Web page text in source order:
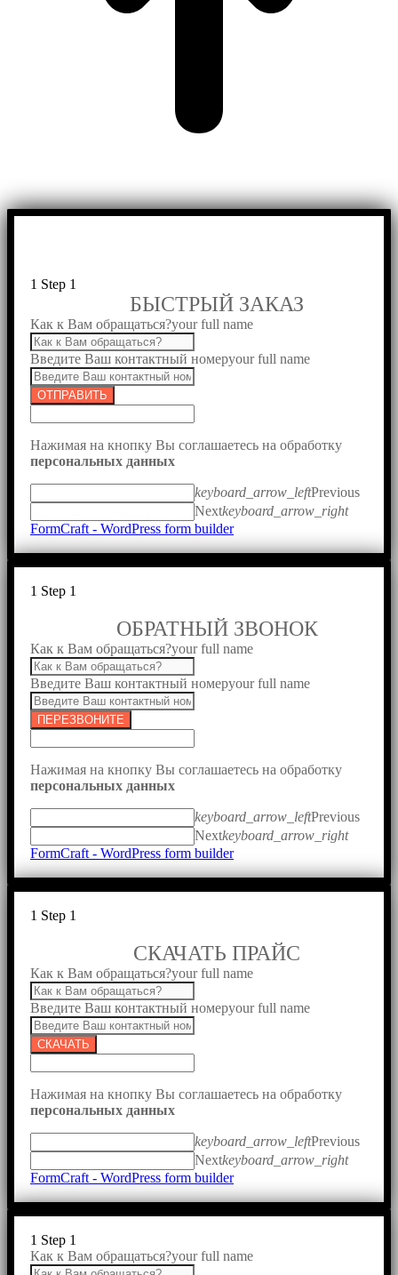
1 Step 1
БЫСТРЫЙ ЗАКАЗ
Как к Вам обращаться?your full name
Введите Ваш контактный номерyour full name
ОТПРАВИТЬ
Нажимая на кнопку Вы соглашаетесь на обработку
персональных данных
keyboard_arrow_leftPrevious
Nextkeyboard_arrow_right
FormCraft - WordPress form builder
1 Step 1
ОБРАТНЫЙ ЗВОНОК
Как к Вам обращаться?your full name
Введите Ваш контактный номерyour full name
ПЕРЕЗВОНИТЕ
Нажимая на кнопку Вы соглашаетесь на обработку
персональных данных
keyboard_arrow_leftPrevious
Nextkeyboard_arrow_right
FormCraft - WordPress form builder
1 Step 1
СКАЧАТЬ ПРАЙС
Как к Вам обращаться?your full name
Введите Ваш контактный номерyour full name
СКАЧАТЬ
Нажимая на кнопку Вы соглашаетесь на обработку
персональных данных
keyboard_arrow_leftPrevious
Nextkeyboard_arrow_right
FormCraft - WordPress form builder
1 Step 1
Как к Вам обращаться?your full name